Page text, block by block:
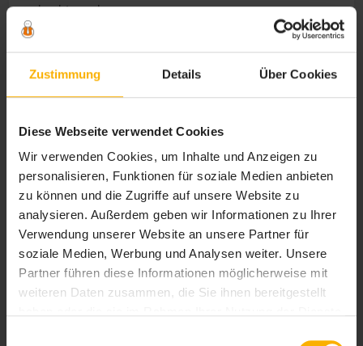
Zustimmung Details Über Cookies
Diese Webseite verwendet Cookies
Wir verwenden Cookies, um Inhalte und Anzeigen zu
personalisieren, Funktionen für soziale Medien anbieten
zu können und die Zugriffe auf unsere Website zu
analysieren. Außerdem geben wir Informationen zu Ihrer
Verwendung unserer Website an unsere Partner für
soziale Medien, Werbung und Analysen weiter. Unsere
Partner führen diese Informationen möglicherweise mit
weiteren Daten zusammen, die Sie ihnen bereitgestellt
gebucht werden.
Verschiedene Bereiche im irischen
Nationalmuseum
Im National Museum of Ireland finden Sie Abteilungen
auch naturhistorische Abteilungen. Ebenso finden Sie
hier auch eine Abteilung über das Country Leben. Das
Irische Nationalmuseum ist auf drei Standorte in Dublin
und eine im County Mayo verteilt. Insgesamt findet man
im National Museum of Ireland fast 4 Millionen Objekte
und Ausstellungsstücke, die sich in erster Linie auf
Irland beziehen.
Öffnungszeiten und Eintrittspreise
istfrei.